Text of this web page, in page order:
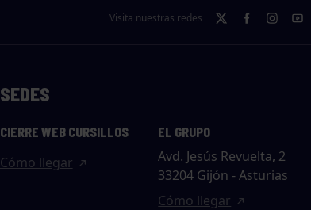
Visita nuestras redes
SEDES
CIERRE WEB CURSILLOS
Cómo llegar
EL GRUPO
Avd. Jesús Revuelta, 2
33204 Gijón - Asturias
Cómo llegar